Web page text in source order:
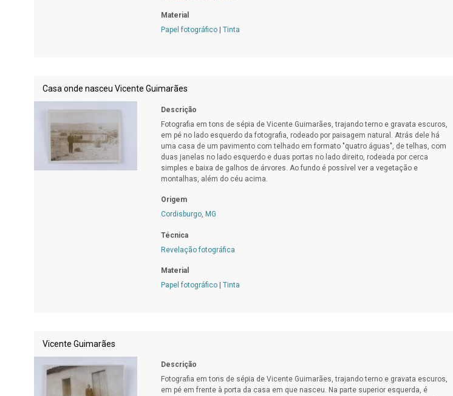
Material
Papel fotográfico
Tinta
Casa onde nasceu Vicente Guimarães
Descrição
Fotografia em tons de sépia de Vicente Guimarães, trajando terno e gravata escuros,
em pé no lado esquerdo da fotografia, rodeado por paisagem natural. Atrás dele há
uma casa de um pavimento com telhado em formato "quatro águas", de telhas, com
duas janelas no lado esquerdo e duas portas no lado direito, rodeada por cerca
simples e baixa de galhos de árvores. Ao fundo é possível ver a vegetação e
montalhas, além do céu acima.
Origem
Cordisburgo, MG
Técnica
Revelação fotográfica
Material
Papel fotográfico
Tinta
Vicente Guimarães
Descrição
Fotografia em tons de sépia de Vicente Guimarães, trajando terno e gravata escuros,
em pé em frente à porta da casa em que nasceu. Na parte superior esquerda, é